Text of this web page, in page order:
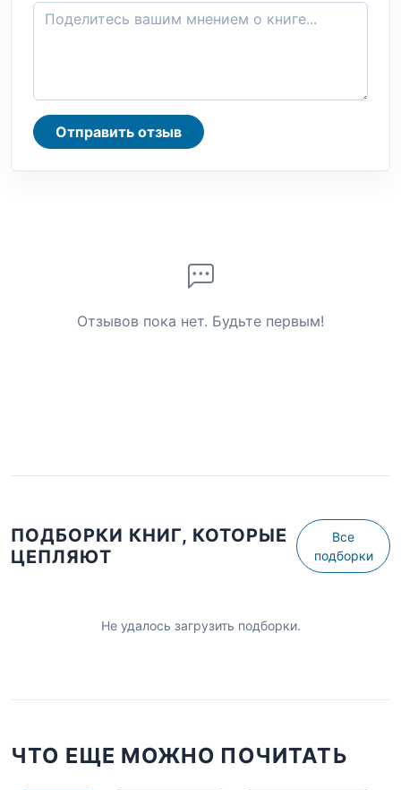
Отправить отзыв
Отзывов пока нет. Будьте первым!
ПОДБОРКИ КНИГ, КОТОРЫЕ
ЦЕПЛЯЮТ
Все
подборки
Не удалось загрузить подборки.
ЧТО ЕЩЕ МОЖНО ПОЧИТАТЬ